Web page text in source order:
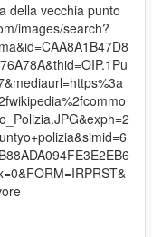
della vecchia punto
images/search?